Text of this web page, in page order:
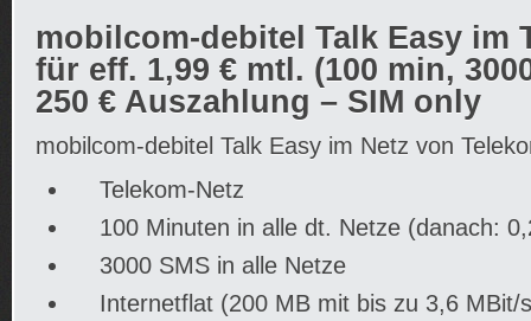
mobilcom-debitel Talk Easy im
für eff. 1,99 € mtl. (100 min,
250 € Auszahlung – SIM only
mobilcom-debitel Talk Easy im Netz von
Telekom-Netz
100 Minuten in alle dt. Netze (danach:
3000 SMS in alle Netze
Internetflat (200 MB mit bis zu 3,6 MBit/